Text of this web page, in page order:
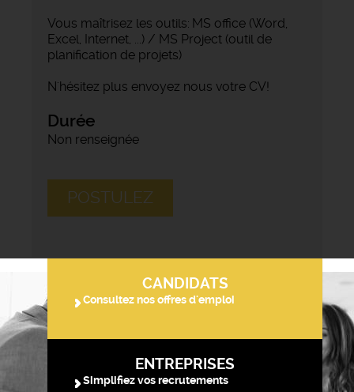
Vous maîtrisez les outils: MS office (Word,
Excel, Internet, ...) / MS Project (outil de
planification de projets)
N'hésitez plus envoyez nous votre CV!
Durée
Non renseignée
POSTULEZ
CANDIDATS
Consultez nos offres d'emploi
ENTREPRISES
Simplifiez vos recrutements